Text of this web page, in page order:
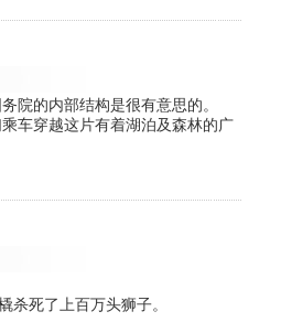
院的内部结构是很有意思的。
车穿越这片有着湖泊及森林的广
死了上百万头狮子。